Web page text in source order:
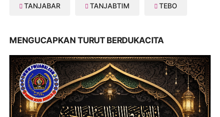
TANJABAR TANJABTIM TEBO
MENGUCAPKAN TURUT BERDUKACITA